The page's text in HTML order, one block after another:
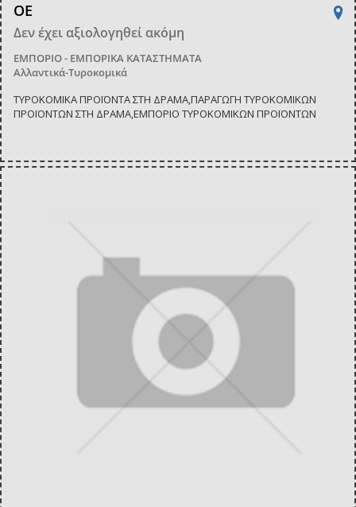
ΟΕ
Δεν έχει αξιολογηθεί ακόμη
ΕΜΠΟΡΙΟ - ΕΜΠΟΡΙΚΑ ΚΑΤΑΣΤΗΜΑΤΑ
Αλλαντικά-Τυροκομικά
ΤΥΡΟΚΟΜΙΚΑ ΠΡΟΪΟΝΤΑ ΣΤΗ ΔΡΑΜΑ,ΠΑΡΑΓΩΓΗ ΤΥΡΟΚΟΜΙΚΩΝ
ΠΡΟΪΟΝΤΩΝ ΣΤΗ ΔΡΑΜΑ,ΕΜΠΟΡΙΟ ΤΥΡΟΚΟΜΙΚΩΝ ΠΡΟΪΟΝΤΩΝ